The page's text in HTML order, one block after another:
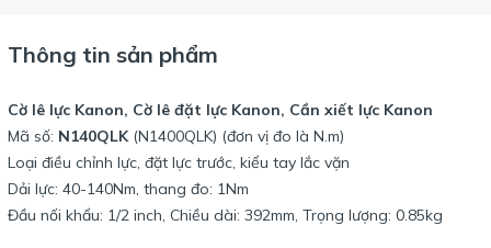
Thông tin sản phẩm
Cờ lê lực Kanon, Cờ lê đặt lực Kanon, Cần xiết lực Kanon
Mã số: N140QLK(N1400QLK) (đơn vị đo là N.m)
Loại điều chỉnh lực, đặt lực trước, kiểu tay lắc vặn
Dải lực: 40-140Nm, thang đo: 1Nm
Đầu nối khẩu: 1/2 inch, Chiều dài: 392mm, Trọng lượng: 0.85kg